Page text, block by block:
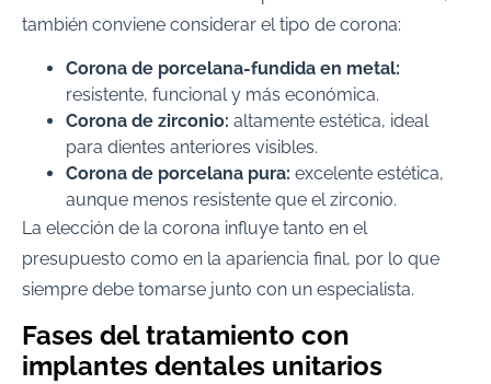
también conviene considerar el tipo de corona:
Corona de porcelana-fundida en metal:
resistente, funcional y más económica.
Corona de zirconio: altamente estética, ideal
para dientes anteriores visibles.
Corona de porcelana pura: excelente estética,
aunque menos resistente que el zirconio.
La elección de la corona influye tanto en el
presupuesto como en la apariencia final, por lo que
siempre debe tomarse junto con un especialista.
Fases del tratamiento con
implantes dentales unitarios